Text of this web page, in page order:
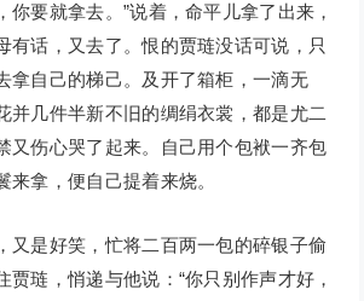
你要就拿去。”说着，命平儿拿了出来，
有话，又去了。恨的贾琏没话可说，只
拿自己的梯己。及开了箱柜，一滴无
并几件半新不旧的绸绢衣裳，都是尤二
又伤心哭了起来。自己用个包袱一齐包
来拿，便自己提着来烧。
是好笑，忙将二百两一包的碎银子偷
贾琏，悄递与他说：“你只别作声才好，